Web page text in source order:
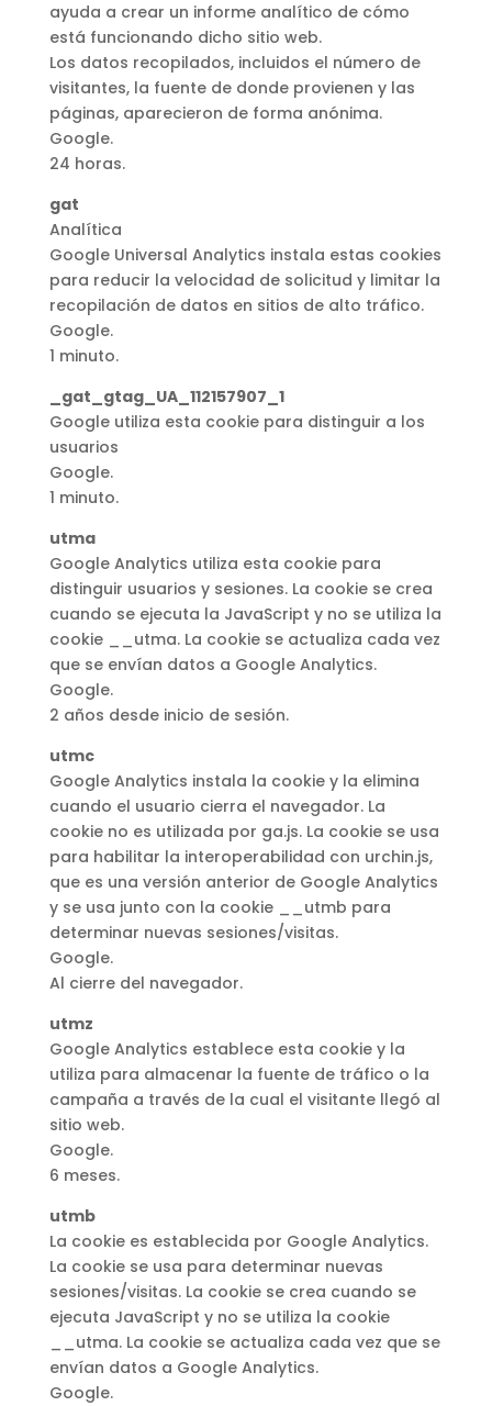
ayuda a crear un informe analítico de cómo
está funcionando dicho sitio web.
Los datos recopilados, incluidos el número de
visitantes, la fuente de donde provienen y las
páginas, aparecieron de forma anónima.
Google.
24 horas.
gat
Analítica
Google Universal Analytics instala estas cookies
para reducir la velocidad de solicitud y limitar la
recopilación de datos en sitios de alto tráfico.
Google.
1 minuto.
_gat_gtag_UA_112157907_1
Google utiliza esta cookie para distinguir a los
usuarios
Google.
1 minuto.
utma
Google Analytics utiliza esta cookie para
distinguir usuarios y sesiones. La cookie se crea
cuando se ejecuta la JavaScript y no se utiliza la
cookie __utma. La cookie se actualiza cada vez
que se envían datos a Google Analytics.
Google.
2 años desde inicio de sesión.
utmc
Google Analytics instala la cookie y la elimina
cuando el usuario cierra el navegador. La
cookie no es utilizada por ga.js. La cookie se usa
para habilitar la interoperabilidad con urchin.js,
que es una versión anterior de Google Analytics
y se usa junto con la cookie __utmb para
determinar nuevas sesiones/visitas.
Google.
Al cierre del navegador.
utmz
Google Analytics establece esta cookie y la
utiliza para almacenar la fuente de tráfico o la
campaña a través de la cual el visitante llegó al
sitio web.
Google.
6 meses.
utmb
La cookie es establecida por Google Analytics.
La cookie se usa para determinar nuevas
sesiones/visitas. La cookie se crea cuando se
ejecuta JavaScript y no se utiliza la cookie
__utma. La cookie se actualiza cada vez que se
envían datos a Google Analytics.
Google.